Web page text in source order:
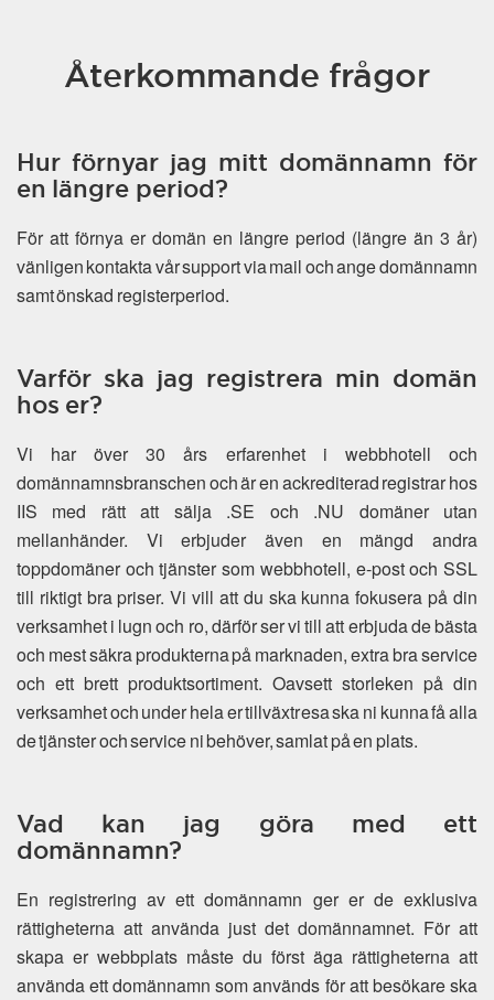
Återkommande frågor
Hur förnyar jag mitt domännamn för
en längre period?
För att förnya er domän en längre period (längre än 3 år)
vänligen kontakta vår support via mail och ange domännamn
samt önskad registerperiod.
Varför ska jag registrera min domän
hos er?
Vi har över 30 års erfarenhet i webbhotell och
domännamnsbranschen och är en ackrediterad registrar hos
IIS med rätt att sälja .SE och .NU domäner utan
mellanhänder. Vi erbjuder även en mängd andra
toppdomäner och tjänster som webbhotell, e-post och SSL
till riktigt bra priser. Vi vill att du ska kunna fokusera på din
verksamhet i lugn och ro, därför ser vi till att erbjuda de bästa
och mest säkra produkterna på marknaden, extra bra service
och ett brett produktsortiment. Oavsett storleken på din
verksamhet och under hela er tillväxtresa ska ni kunna få alla
de tjänster och service ni behöver, samlat på en plats.
Vad kan jag göra med ett
domännamn?
En registrering av ett domännamn ger er de exklusiva
rättigheterna att använda just det domännamnet. För att
skapa er webbplats måste du först äga rättigheterna att
använda ett domännamn som används för att besökare ska